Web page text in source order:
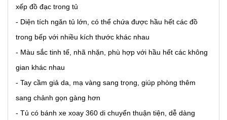
xếp đồ đạc trong tủ
- Diện tích ngăn tủ lớn, có thể chứa được hầu hết các đồ
trong bếp với nhiều kích thước khác nhau
- Màu sắc tinh tế, nhã nhặn, phù hợp với hầu hết các không
gian khác nhau
- Tay cầm giả da, mạ vàng sang trọng, giúp phòng thêm
sang chảnh gọn gàng hơn
- Tủ có bánh xe xoay 360 di chuyển thuận tiện, dễ dàng